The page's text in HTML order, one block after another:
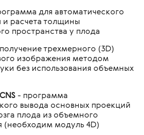
для автоматического
и расчета толщины
пространства у плода
трехмерного (3D)
изображения методом
без использования объемных
- программа
вывода основных проекций
плода из объемного
(необходим модуль 4D)